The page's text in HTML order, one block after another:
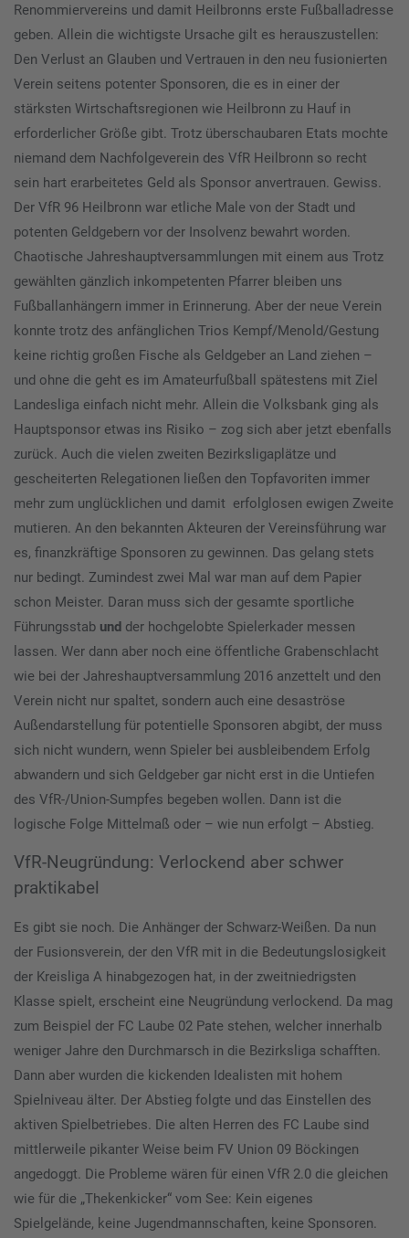
Renommiervereins und damit Heilbronns erste Fußballadresse
geben. Allein die wichtigste Ursache gilt es herauszustellen:
Den Verlust an Glauben und Vertrauen in den neu fusionierten
Verein seitens potenter Sponsoren, die es in einer der
stärksten Wirtschaftsregionen wie Heilbronn zu Hauf in
erforderlicher Größe gibt. Trotz überschaubaren Etats mochte
niemand dem Nachfolgeverein des VfR Heilbronn so recht
sein hart erarbeitetes Geld als Sponsor anvertrauen. Gewiss.
Der VfR 96 Heilbronn war etliche Male von der Stadt und
potenten Geldgebern vor der Insolvenz bewahrt worden.
Chaotische Jahreshauptversammlungen mit einem aus Trotz
gewählten gänzlich inkompetenten Pfarrer bleiben uns
Fußballanhängern immer in Erinnerung. Aber der neue Verein
konnte trotz des anfänglichen Trios Kempf/Menold/Gestung
keine richtig großen Fische als Geldgeber an Land ziehen –
und ohne die geht es im Amateurfußball spätestens mit Ziel
Landesliga einfach nicht mehr. Allein die Volksbank ging als
Hauptsponsor etwas ins Risiko – zog sich aber jetzt ebenfalls
zurück. Auch die vielen zweiten Bezirksligaplätze und
gescheiterten Relegationen ließen den Topfavoriten immer
mehr zum unglücklichen und damit erfolglosen ewigen Zweite
mutieren. An den bekannten Akteuren der Vereinsführung war
es, finanzkräftige Sponsoren zu gewinnen. Das gelang stets
nur bedingt. Zumindest zwei Mal war man auf dem Papier
schon Meister. Daran muss sich der gesamte sportliche
Führungsstab und der hochgelobte Spielerkader messen
lassen. Wer dann aber noch eine öffentliche Grabenschlacht
wie bei der Jahreshauptversammlung 2016 anzettelt und den
Verein nicht nur spaltet, sondern auch eine desaströse
Außendarstellung für potentielle Sponsoren abgibt, der muss
sich nicht wundern, wenn Spieler bei ausbleibendem Erfolg
abwandern und sich Geldgeber gar nicht erst in die Untiefen
des VfR-/Union-Sumpfes begeben wollen. Dann ist die
logische Folge Mittelmaß oder – wie nun erfolgt – Abstieg.
VfR-Neugründung: Verlockend aber schwer
praktikabel
Es gibt sie noch. Die Anhänger der Schwarz-Weißen. Da nun
der Fusionsverein, der den VfR mit in die Bedeutungslosigkeit
der Kreisliga A hinabgezogen hat, in der zweitniedrigsten
Klasse spielt, erscheint eine Neugründung verlockend. Da mag
zum Beispiel der FC Laube 02 Pate stehen, welcher innerhalb
weniger Jahre den Durchmarsch in die Bezirksliga schafften.
Dann aber wurden die kickenden Idealisten mit hohem
Spielniveau älter. Der Abstieg folgte und das Einstellen des
aktiven Spielbetriebes. Die alten Herren des FC Laube sind
mittlerweile pikanter Weise beim FV Union 09 Böckingen
angedoggt. Die Probleme wären für einen VfR 2.0 die gleichen
wie für die „Thekenkicker“ vom See: Kein eigenes
Spielgelände, keine Jugendmannschaften, keine Sponsoren.